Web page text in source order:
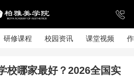
研修课程 校园资讯 课堂视频
校哪家最好？2026全国实